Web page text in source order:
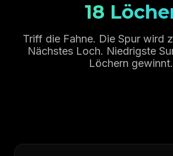
18
Triff die Fahne. Die Spur wird
Nächstes Loch. Niedrigste
Löchern gewinnt.